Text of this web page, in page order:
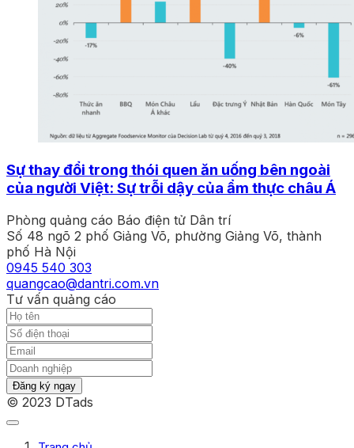
Sự thay đổi trong thói quen ăn uống bên ngoài
của người Việt: Sự trỗi dậy của ẩm thực châu Á
Phòng quảng cáo Báo điện tử Dân trí
Số 48 ngõ 2 phố Giảng Võ, phường Giảng Võ, thành
phố Hà Nội
0945 540 303
quangcao@dantri.com.vn
Tư vấn quảng cáo
Đăng ký ngay
© 2023 DTads